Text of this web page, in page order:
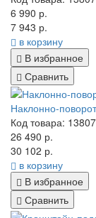
6 990 р.
7 943 р.
в корзину
В избранное
Сравнить
Наклонно-
Код товара:
26 490 р.
30 102 р.
в корзину
В избранное
Сравнить